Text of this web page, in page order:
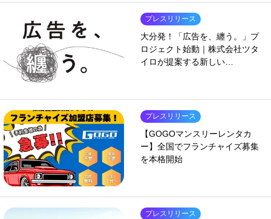
プレスリリース
大分発！「広告を、纏う。」プ
ロジェクト始動｜株式会社ツタ
イロが提案する新しい…
プレスリリース
【GOGOマンスリーレンタカ
ー】全国でフランチャイズ募集
を本格開始
プレスリリース